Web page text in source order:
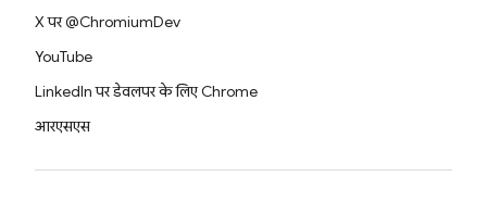
X पर @ChromiumDev
YouTube
LinkedIn पर डेवलपर के लिए Chrome
आरएसएस